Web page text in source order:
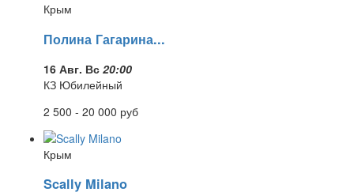
Крым
Полина Гагарина...
16 Авг. Вс 20:00
КЗ Юбилейный
2 500 - 20 000 руб
Крым
Scally Milano